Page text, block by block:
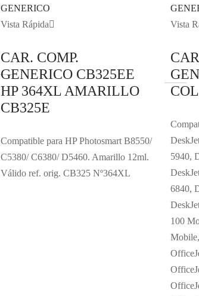
Vista Rápida
CAR. COMP.
GENERICO CB325EE
HP 364XL AMARILLO
CB325E
Compatible para HP Photosmart B8550/
C5380/ C6380/ D5460. Amarillo 12ml.
Válido ref. orig. CB325 Nº364XL
Vista
5940,
6840,
100